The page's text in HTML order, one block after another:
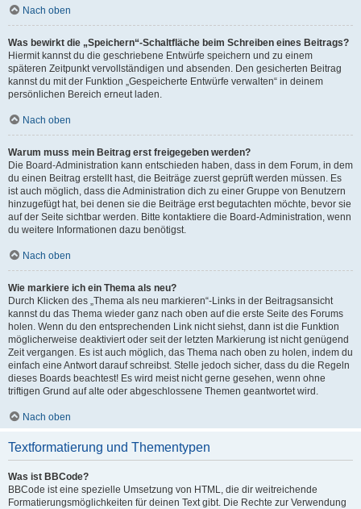
Nach oben
Was bewirkt die „Speichern“-Schaltfläche beim Schreiben eines Beitrags?
Hiermit kannst du die geschriebene Entwürfe speichern und zu einem
späteren Zeitpunkt vervollständigen und absenden. Den gesicherten Beitrag
kannst du mit der Funktion „Gespeicherte Entwürfe verwalten“ in deinem
persönlichen Bereich erneut laden.
Nach oben
Warum muss mein Beitrag erst freigegeben werden?
Die Board-Administration kann entschieden haben, dass in dem Forum, in dem
du einen Beitrag erstellt hast, die Beiträge zuerst geprüft werden müssen. Es
ist auch möglich, dass die Administration dich zu einer Gruppe von Benutzern
hinzugefügt hat, bei denen sie die Beiträge erst begutachten möchte, bevor sie
auf der Seite sichtbar werden. Bitte kontaktiere die Board-Administration, wenn
du weitere Informationen dazu benötigst.
Nach oben
Wie markiere ich ein Thema als neu?
Durch Klicken des „Thema als neu markieren“-Links in der Beitragsansicht
kannst du das Thema wieder ganz nach oben auf die erste Seite des Forums
holen. Wenn du den entsprechenden Link nicht siehst, dann ist die Funktion
möglicherweise deaktiviert oder seit der letzten Markierung ist nicht genügend
Zeit vergangen. Es ist auch möglich, das Thema nach oben zu holen, indem du
einfach eine Antwort darauf schreibst. Stelle jedoch sicher, dass du die Regeln
dieses Boards beachtest! Es wird meist nicht gerne gesehen, wenn ohne
triftigen Grund auf alte oder abgeschlossene Themen geantwortet wird.
Nach oben
Textformatierung und Thementypen
Was ist BBCode?
BBCode ist eine spezielle Umsetzung von HTML, die dir weitreichende
Formatierungsmöglichkeiten für deinen Text gibt. Die Rechte zur Verwendung